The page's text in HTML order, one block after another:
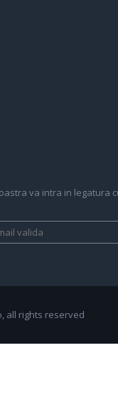
va intra in legatura
all rights reserved